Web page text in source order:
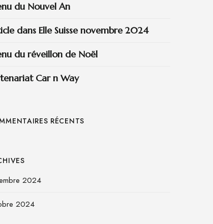
du Nouvel An
dans Elle Suisse novembre 2024
du réveillon de Noël
Car n Way
RÉCENTS
2024
2024